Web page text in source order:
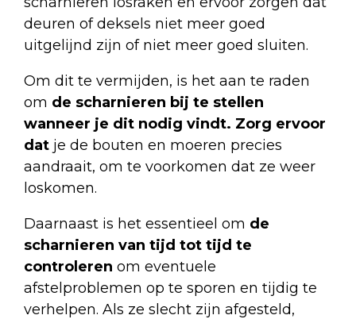
deuren of deksels niet meer goed
uitgelijnd zijn of niet meer goed sluiten.
Om dit te vermijden, is het aan te raden
om de scharnieren bij te stellen
wanneer je dit nodig vindt. Zorg ervoor
dat je de bouten en moeren precies
aandraait, om te voorkomen dat ze weer
loskomen.
Daarnaast is het essentieel om de
scharnieren van tijd tot tijd te
controleren om eventuele
afstelproblemen op te sporen en tijdig te
verhelpen. Als ze slecht zijn afgesteld,